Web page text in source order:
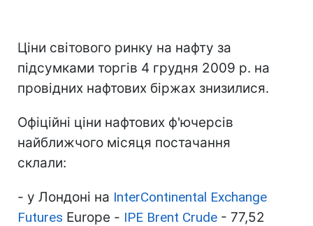
Ціни світового ринку на нафту за
підсумками торгів 4 грудня 2009 р. на
провідних нафтових біржах знизилися.
Офіційні ціни нафтових ф'ючерсів
найближчого місяця постачання
склали:
- у Лондоні на InterContinental Exchange
Futures Europe - IPE Brent Crude - 77,52